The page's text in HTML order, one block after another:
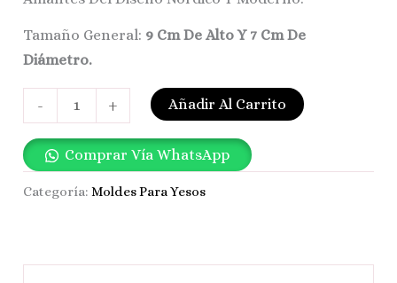
Tamaño General: 9 Cm De Alto Y 7 Cm De
Diámetro.
- + Añadir Al Carrito
Comprar Vía WhatsApp
Categoría:Moldes Para Yesos